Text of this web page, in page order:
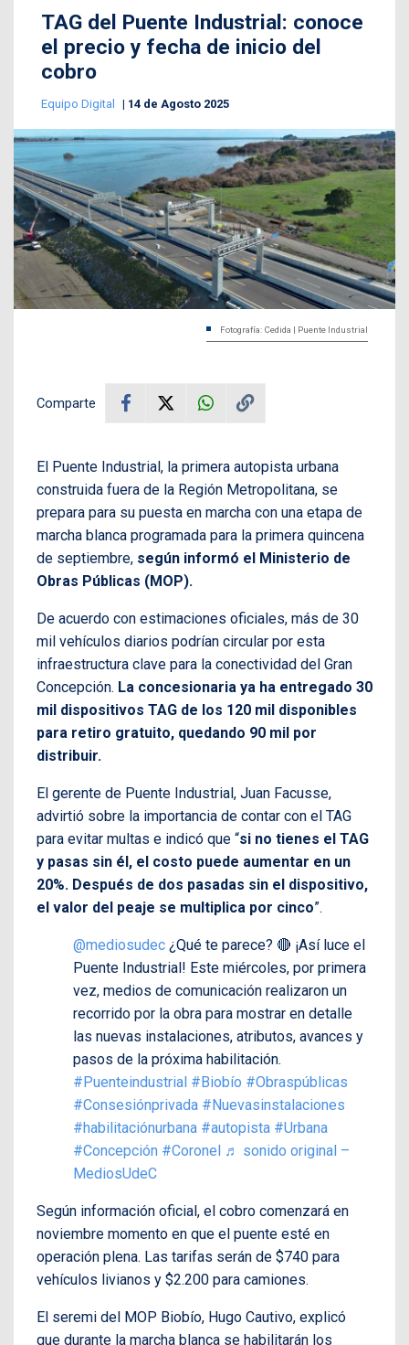
TAG del Puente Industrial: conoce
el precio y fecha de inicio del
cobro
Equipo Digital 14 de Agosto 2025
Fotografía: Cedida | Puente Industrial
Comparte
El Puente Industrial, la primera autopista urbana
construida fuera de la Región Metropolitana, se
prepara para su puesta en marcha con una etapa de
marcha blanca programada para la primera quincena
de septiembre, según informó el Ministerio de
Obras Públicas (MOP).
De acuerdo con estimaciones oficiales, más de 30
mil vehículos diarios podrían circular por esta
infraestructura clave para la conectividad del Gran
Concepción. La concesionaria ya ha entregado 30
mil dispositivos TAG de los 120 mil disponibles
para retiro gratuito, quedando 90 mil por
distribuir.
El gerente de Puente Industrial, Juan Facusse,
advirtió sobre la importancia de contar con el TAG
para evitar multas e indicó que “si no tienes el TAG
y pasas sin él, el costo puede aumentar en un
20%. Después de dos pasadas sin el dispositivo,
el valor del peaje se multiplica por cinco”.
@mediosudec ¿Qué te parece? 🔴 ¡Así luce el
Puente Industrial! Este miércoles, por primera
vez, medios de comunicación realizaron un
recorrido por la obra para mostrar en detalle
las nuevas instalaciones, atributos, avances y
pasos de la próxima habilitación.
#Puenteindustrial #Biobío #Obraspúblicas
#Consesiónprivada #Nuevasinstalaciones
#habilitaciónurbana #autopista #Urbana
#Concepción #Coronel ♬ sonido original –
MediosUdeC
Según información oficial, el cobro comenzará en
noviembre momento en que el puente esté en
operación plena. Las tarifas serán de $740 para
vehículos livianos y $2.200 para camiones.
El seremi del MOP Biobío, Hugo Cautivo, explicó
que durante la marcha blanca se habilitarán los